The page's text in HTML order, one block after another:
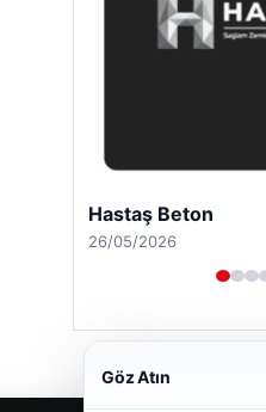
Hastaş Beton
26/05/2026
Göz Atın